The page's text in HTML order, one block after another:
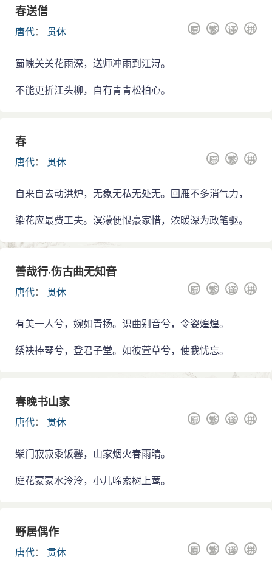
春送僧
唐代： 贯休 拼
译
繁
原
蜀魄关关花雨深，送师冲雨到江浔。
不能更折江头柳，自有青青松柏心。
春
唐代： 贯休 拼
繁
原
自来自去动洪炉，无象无私无处无。回雁不多消气力，
染花应最费工夫。溟濛便恨豪家惜，浓暖深为政笔驱。
善哉行·伤古曲无知音
唐代： 贯休 拼
译
繁
原
有美一人兮，婉如青扬。识曲别音兮，令姿煌煌。
绣袂捧琴兮，登君子堂。如彼萱草兮，使我忧忘。
春晚书山家
唐代： 贯休 拼
译
繁
原
柴门寂寂黍饭馨，山家烟火春雨晴。
庭花蒙蒙水泠泠，小儿啼索树上莺。
野居偶作
唐代： 贯休 拼
译
繁
原